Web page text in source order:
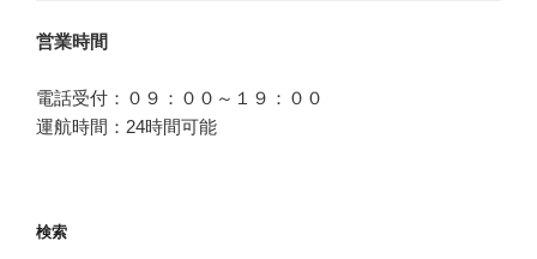
営業時間
電話受付：０９：００～１９：００
運航時間：24時間可能
検索